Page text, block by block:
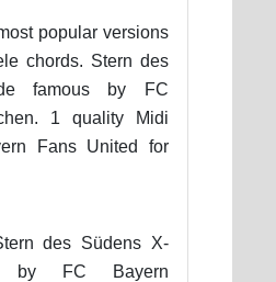
popular versions
chords. Stern des
famous by FC
1 quality Midi
Fans United for
des Südens X-
by FC Bayern